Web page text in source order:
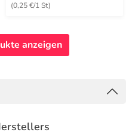
(0,25 €/1 St)
anzeigen